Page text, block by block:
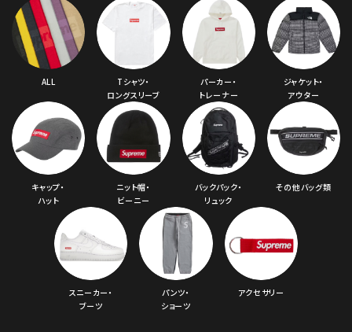
ALL
Tシャツ・
ロングスリーブ
パーカー・
トレーナー
ジャケット・
アウター
キャップ・
ハット
ニット帽・
ビーニー
バックパック・
リュック
その他バッグ類
スニーカー・
ブーツ
パンツ・
ショーツ
アクセサリー